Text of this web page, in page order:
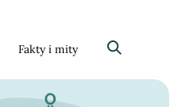
Fakty i mity Szukaj